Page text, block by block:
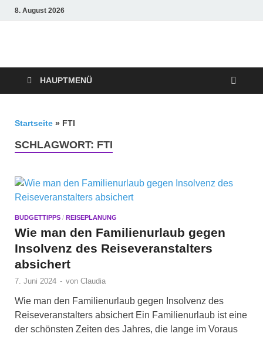
8. August 2026
Crazy4holiday
HAUPTMENÜ
Startseite » FTI
SCHLAGWORT: FTI
BUDGETTIPPS / REISEPLANUNG
Wie man den Familienurlaub gegen
Insolvenz des Reiseveranstalters
absichert
7. Juni 2024 - von Claudia
Wie man den Familienurlaub gegen Insolvenz des
Reiseveranstalters absichert Ein Familienurlaub ist eine
der schönsten Zeiten des Jahres, die lange im Voraus